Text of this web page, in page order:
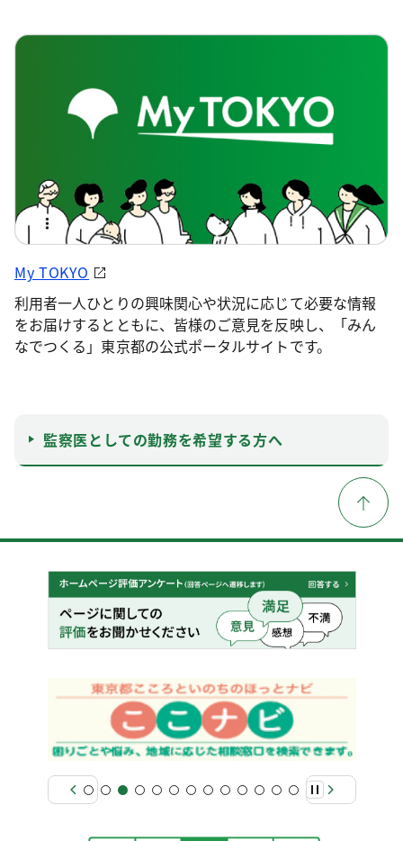
My TOKYO
利用者一人ひとりの興味関心や状況に応じて必要な情報
をお届けするとともに、皆様のご意見を反映し、「みん
なでつくる」東京都の公式ポータルサイトです。
監察医としての勤務を希望する方へ